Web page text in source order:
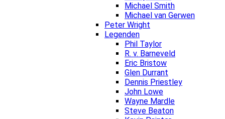
Michael Smith
Michael van Gerwen
Peter Wright
Legenden
Phil Taylor
R. v. Barneveld
Eric Bristow
Glen Durrant
Dennis Priestley
John Lowe
Wayne Mardle
Steve Beaton